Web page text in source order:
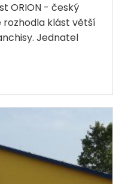
ORION - český
klást větší
Jednatel